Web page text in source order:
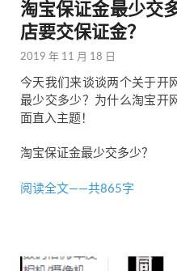
淘宝保证金最少交
店要交保证金？
2019 年 11 月 18 日
今天我们来谈谈两个关于开
最少交多少？为什么淘宝开
面直入主题！
淘宝保证金最少交多少？
阅读全文——共865字